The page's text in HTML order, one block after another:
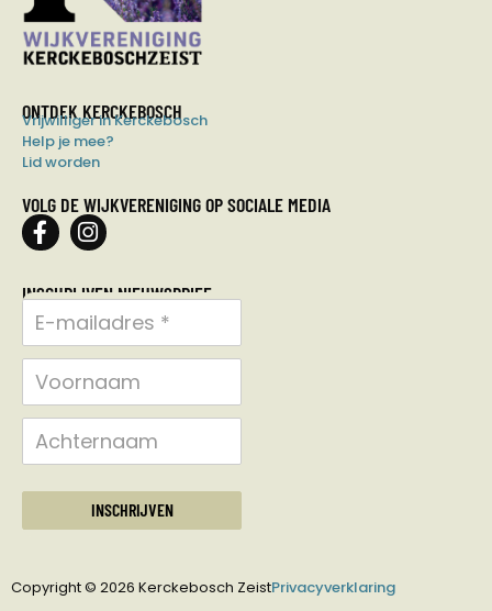
ONTDEK KERCKEBOSCH
Vrijwilliger in Kerckebosch
Help je mee?
Lid worden
VOLG DE WIJKVERENIGING OP SOCIALE MEDIA
INSCHRIJVEN NIEUWSBRIEF
INSCHRIJVEN
Copyright © 2026 Kerckebosch ZeistPrivacyverklaring